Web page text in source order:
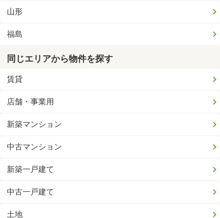
山形
福島
同じエリアから物件を探す
賃貸
店舗・事業用
新築マンション
中古マンション
新築一戸建て
中古一戸建て
土地